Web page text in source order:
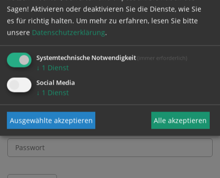
GESCHÜTZTER BEREICH
und Passwort an.
Benutzername
Passwort
Sagen! Aktivieren oder deaktivieren Sie die Dienste, wie Sie
es für richtig halten. Um mehr zu erfahren, lesen Sie bitte
unsere Datenschutzerklärung.
Systemtechnische Notwendigkeit (immer erforderlich)
↓ 1 Dienst
Social Media
↓ 1 Dienst
Ausgewählte akzeptieren Alle akzeptieren